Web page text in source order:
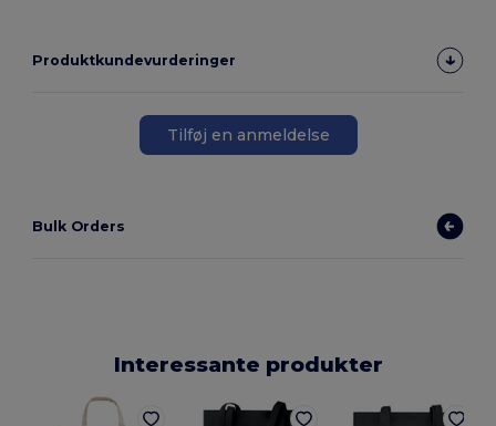
Produktkundevurderinger
Tilføj en anmeldelse
Bulk Orders
Interessante produkter